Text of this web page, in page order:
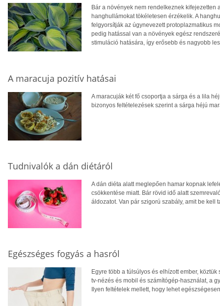
Bár a növények nem rendelkeznek
hanghullámokat tökéletesen érzékelik. A
felgyorsítják az úgynevezett protoplazmatikus
pedig hatással van a növények egész
stimuláció hatására, így erősebb és nagyobb
A maracuja pozitív hatásai
A maracuják két fő csoportja a sárga és a lila
bizonyos feltételezések szerint a sárga héjú
Tudnivalók a dán diétáról
A dán diéta alatt meglepően hamar kopnak
csökkentése miatt. Bár rövid idő alatt
áldozatot. Van pár szigorú szabály, amit be kell
Egészséges fogyás a hasról
Egyre több a túlsúlyos és elhízott ember,
tv-nézés és mobil és számítógép-használat, a
Ilyen feltételek mellett, hogy lehet